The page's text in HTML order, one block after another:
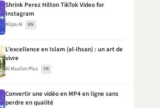
Shrink Perez Hilton TikTok Video for
Instagram
Klipa AI EN
L’excellence en Islam (al-Ihsan) : un art de
vivre
Al Muslim Plus FR
Convertir une vidéo en MP4 en ligne sans
perdre en qualité